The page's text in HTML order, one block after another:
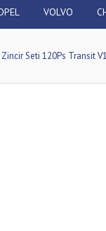
VOLVO
Seti 120Ps Transit